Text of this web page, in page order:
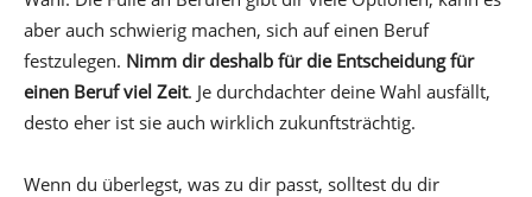
aber auch schwierig machen, sich auf einen Beruf
festzulegen. Nimm dir deshalb für die Entscheidung für
einen Beruf viel Zeit. Je durchdachter deine Wahl ausfällt,
desto eher ist sie auch wirklich zukunftsträchtig.
Wenn du überlegst, was zu dir passt, solltest du dir